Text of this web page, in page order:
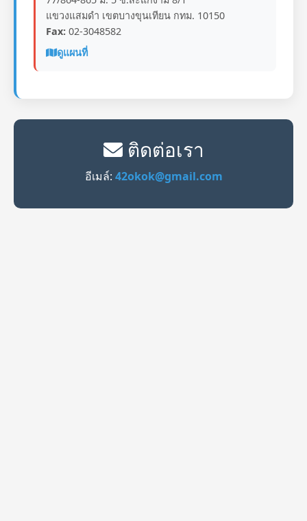
แขวงแสมดำ เขตบางขุนเทียน กทม. 10150
Fax: 02-3048582
ดูแผนที่
ติดต่อเรา
อีเมล์: 42okok@gmail.com